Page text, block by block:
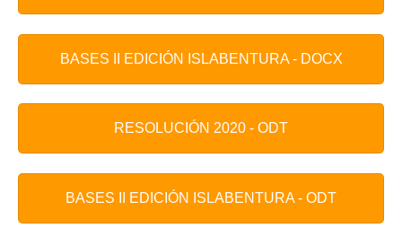
BASES II EDICIÓN ISLABENTURA - DOCX
RESOLUCIÓN 2020 - ODT
BASES II EDICIÓN ISLABENTURA - ODT